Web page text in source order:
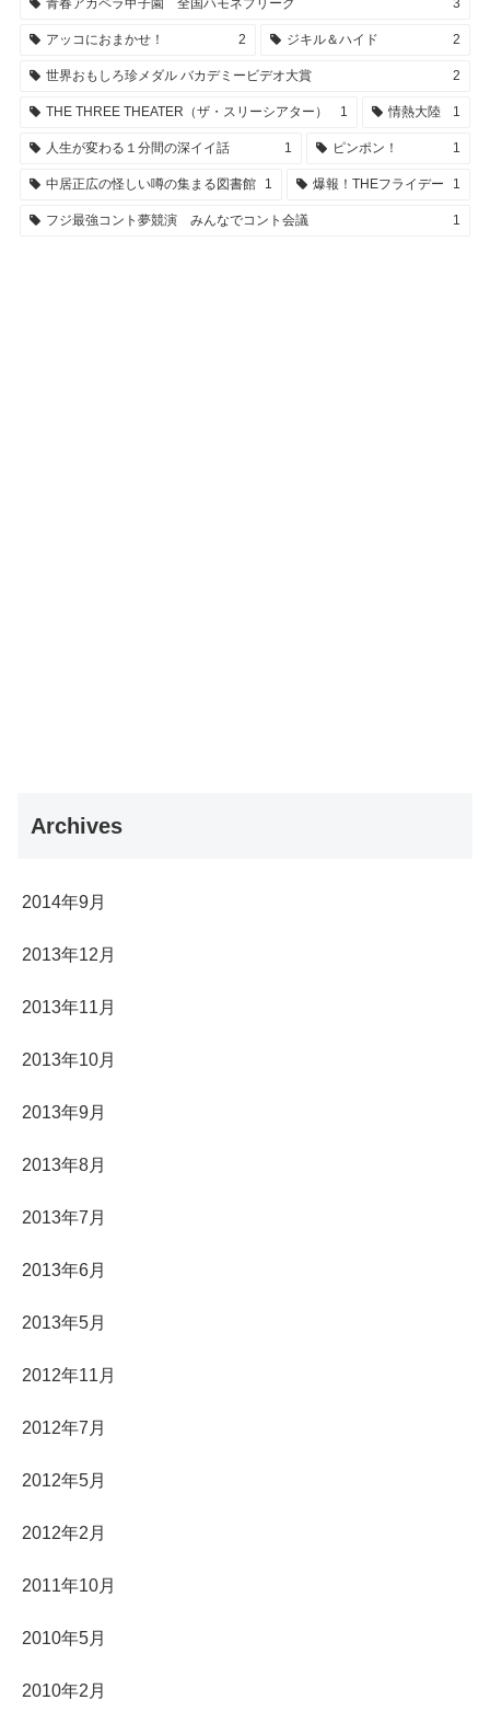
青春アカペラ甲子園 全国ハモネプリーグ 3
アッコにおまかせ！ 2 ジキル＆ハイド 2
世界おもしろ珍メダル バカデミービデオ大賞 2
THE THREE THEATER（ザ・スリーシアター） 1 情熱大陸 1
人生が変わる１分間の深イイ話 1 ピンポン！ 1
中居正広の怪しい噂の集まる図書館 1 爆報！THEフライデー 1
フジ最強コント夢競演 みんなでコント会議 1
Archives
2014年9月
2013年12月
2013年11月
2013年10月
2013年9月
2013年8月
2013年7月
2013年6月
2013年5月
2012年11月
2012年7月
2012年5月
2012年2月
2011年10月
2010年5月
2010年2月